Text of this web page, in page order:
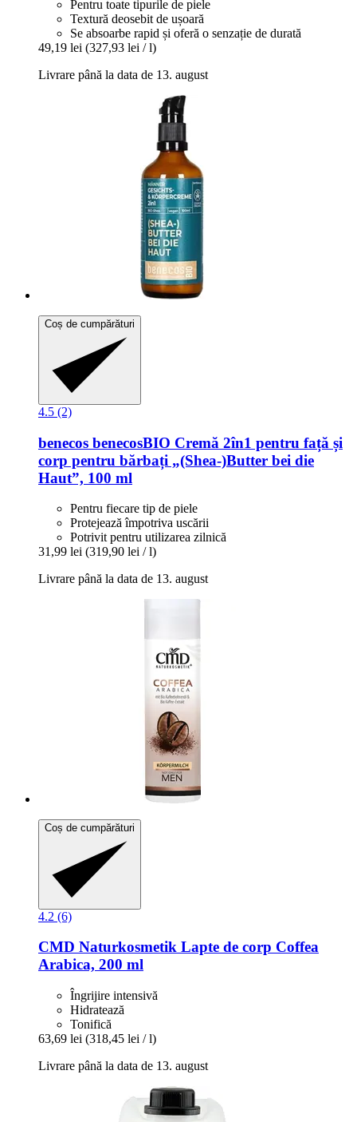
Pentru toate tipurile de piele
Textură deosebit de ușoară
Se absoarbe rapid și oferă o senzație de durată
49,19 lei (327,93 lei / l)
Livrare până la data de 13. august
Coș de cumpărături
4.5 (2)
benecos benecosBIO Cremă 2în1 pentru față și
corp pentru bărbați „(Shea-​)Butter bei die
Haut”, 100 ml
Pentru fiecare tip de piele
Protejează împotriva uscării
Potrivit pentru utilizarea zilnică
31,99 lei (319,90 lei / l)
Livrare până la data de 13. august
Coș de cumpărături
4.2 (6)
CMD Naturkosmetik Lapte de corp Coffea
Arabica, 200 ml
Îngrijire intensivă
Hidratează
Tonifică
63,69 lei (318,45 lei / l)
Livrare până la data de 13. august